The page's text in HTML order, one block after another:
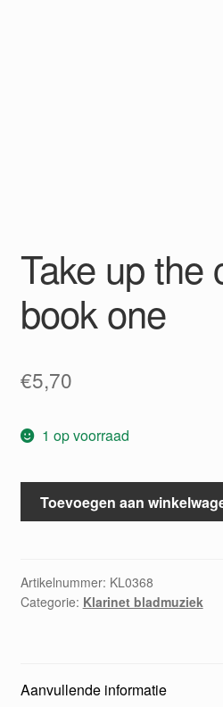
Take up the
book one
€5,70
1 op voorraad
Take
book
one
Toevoegen aan
Artikelnummer: KL0368
Categorie: Klarinet bladmuziek
Aanvullende informatie